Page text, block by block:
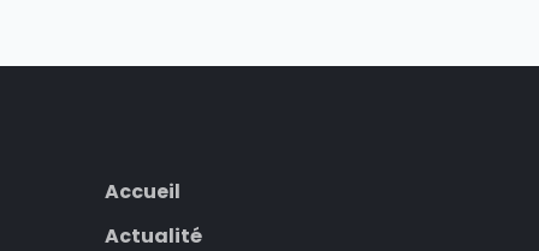
Accueil
Actualité